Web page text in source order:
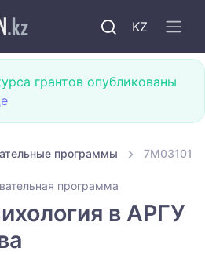
KZ
грантов опубликованы
программы 7M03101
программа
в АРГУ